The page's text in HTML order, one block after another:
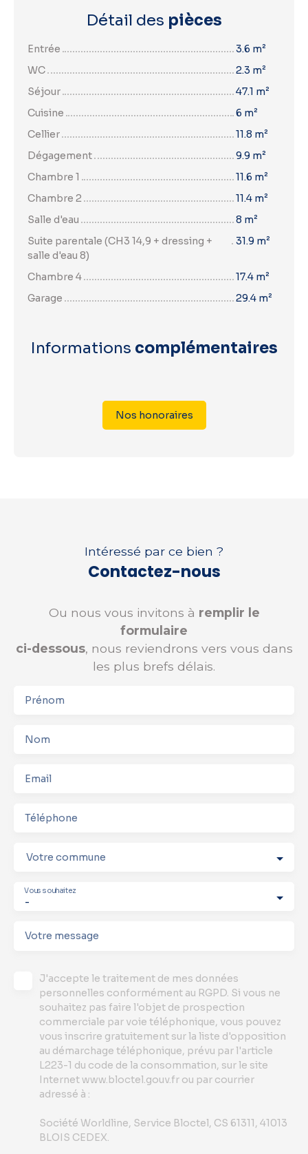
Détail des pièces
Entrée
3.6 m²
WC
2.3 m²
Séjour
47.1 m²
Cuisine
6 m²
Cellier
11.8 m²
Dégagement
9.9 m²
Chambre 1
11.6 m²
Chambre 2
11.4 m²
Salle d'eau
8 m²
Suite parentale (CH3 14,9 + dressing +
salle d'eau 8)
31.9 m²
Chambre 4
17.4 m²
Garage
29.4 m²
Informations complémentaires
Nos honoraires
Intéressé par ce bien ?
Contactez-nous
Ou nous vous invitons à remplir le
formulaire
ci-dessous, nous reviendrons vers vous dans
les plus brefs délais.
Prénom
Nom
Email
Téléphone
Votre commune
-
Vous souhaitez
Votre message
J'accepte le traitement de mes données
personnelles conformément au RGPD. Si vous ne
souhaitez pas faire l'objet de prospection
commerciale par voie téléphonique, vous pouvez
vous inscrire gratuitement sur la liste d'opposition
au démarchage téléphonique, prévu par l'article
L223-1 du code de la consommation, sur le site
Internet www.bloctel.gouv.fr ou par courrier
adressé à :
Société Worldline, Service Bloctel, CS 61311, 41013
BLOIS CEDEX.